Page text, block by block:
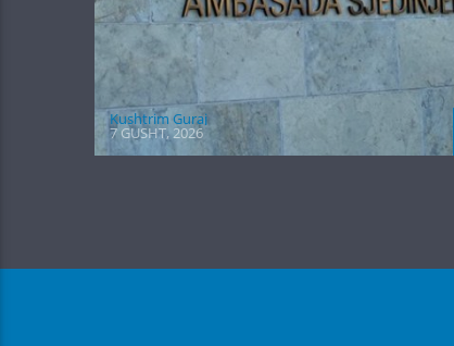
Kushtrim Guraj
7 GUSHT, 2026